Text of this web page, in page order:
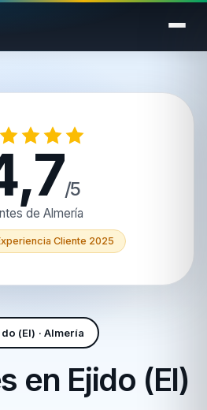
(El) · Almería
en Ejido (El)
/5
de Almería
Cliente 2025